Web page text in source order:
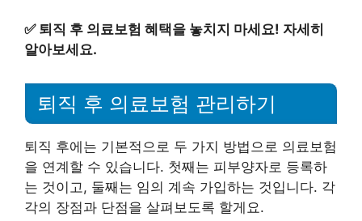
✅ 퇴직 후 의료보험 혜택을 놓치지 마세요! 자세히
알아보세요.
퇴직 후 의료보험 관리하기
퇴직 후에는 기본적으로 두 가지 방법으로 의료보험
을 연계할 수 있습니다. 첫째는 피부양자로 등록하
는 것이고, 둘째는 임의 계속 가입하는 것입니다. 각
각의 장점과 단점을 살펴보도록 할게요.